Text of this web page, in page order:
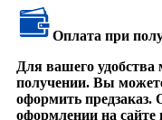
Оплата при
Для вашего
получении. Вы
оформить предзаказ.
оформлении на